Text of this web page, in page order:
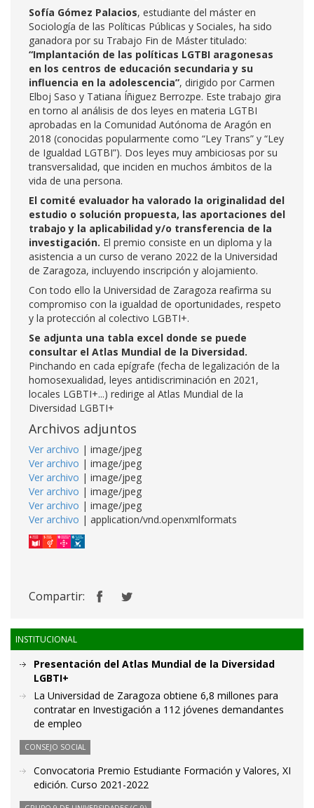
Sofía Gómez Palacios, estudiante del máster en
Sociología de las Políticas Públicas y Sociales, ha sido
ganadora por su Trabajo Fin de Máster titulado:
“Implantación de las políticas LGTBI aragonesas
en los centros de educación secundaria y su
influencia en la adolescencia”, dirigido por Carmen
Elboj Saso y Tatiana Íñiguez Berrozpe. Este trabajo gira
en torno al análisis de dos leyes en materia LGTBI
aprobadas en la Comunidad Autónoma de Aragón en
2018 (conocidas popularmente como “Ley Trans” y “Ley
de Igualdad LGTBI”). Dos leyes muy ambiciosas por su
transversalidad, que inciden en muchos ámbitos de la
vida de una persona.
El comité evaluador ha valorado la originalidad del
estudio o solución propuesta, las aportaciones del
trabajo y la aplicabilidad y/o transferencia de la
investigación. El premio consiste en un diploma y la
asistencia a un curso de verano 2022 de la Universidad
de Zaragoza, incluyendo inscripción y alojamiento.
Con todo ello la Universidad de Zaragoza reafirma su
compromiso con la igualdad de oportunidades, respeto
y la protección al colectivo LGBTI+.
Se adjunta una tabla excel donde se puede
consultar el Atlas Mundial de la Diversidad.
Pinchando en cada epígrafe (fecha de legalización de la
homosexualidad, leyes antidiscriminación en 2021,
locales LGBTI+...) redirige al Atlas Mundial de la
Diversidad LGBTI+
Archivos adjuntos
Ver archivo | image/jpeg
Ver archivo | image/jpeg
Ver archivo | image/jpeg
Ver archivo | image/jpeg
Ver archivo | image/jpeg
Ver archivo | application/vnd.openxmlformats
Compartir:
INSTITUCIONAL
Presentación del Atlas Mundial de la Diversidad
LGBTI+
La Universidad de Zaragoza obtiene 6,8 millones para
contratar en Investigación a 112 jóvenes demandantes
de empleo
CONSEJO SOCIAL
Convocatoria Premio Estudiante Formación y Valores, XI
edición. Curso 2021-2022